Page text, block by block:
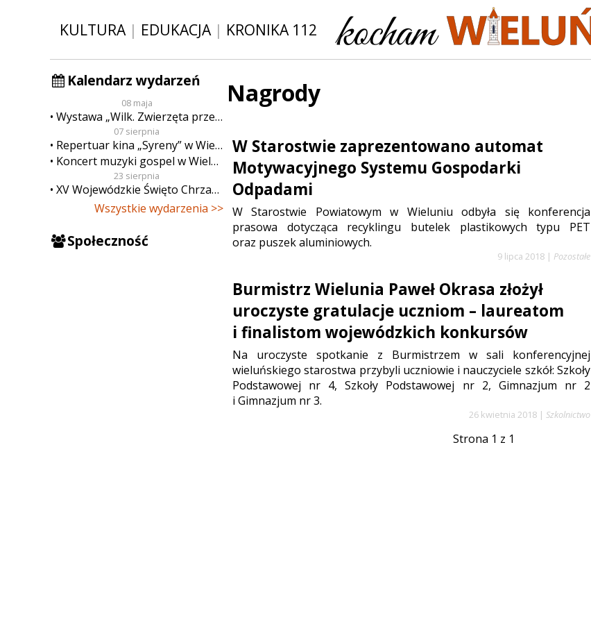
KULTURA| EDUKACJA| KRONIKA 112
Kalendarz wydarzeń
08 maja
Wystawa „Wilk. Zwierzęta przeklęte”
07 sierpnia
Repertuar kina „Syreny” w Wieluniu w dn. od 7 do 13 sierpnia
Koncert muzyki gospel w Wieluniu
23 sierpnia
XV Wojewódzkie Święto Chrzanu
Wszystkie wydarzenia >>
Społeczność
Nagrody
W Starostwie zaprezentowano automat
Motywacyjnego Systemu Gospodarki
Odpadami
W Starostwie Powiatowym w Wieluniu odbyła się konferencja
prasowa dotycząca recyklingu butelek plastikowych typu PET
oraz puszek aluminiowych.
9 lipca 2018 | Pozostałe
Burmistrz Wielunia Paweł Okrasa złożył
uroczyste gratulacje uczniom – laureatom
i finalistom wojewódzkich konkursów
Na uroczyste spotkanie z Burmistrzem w sali konferencyjnej
wieluńskiego starostwa przybyli uczniowie i nauczyciele szkół: Szkoły
Podstawowej nr 4, Szkoły Podstawowej nr 2, Gimnazjum nr 2
i Gimnazjum nr 3.
26 kwietnia 2018 | Szkolnictwo
Strona 1 z 1